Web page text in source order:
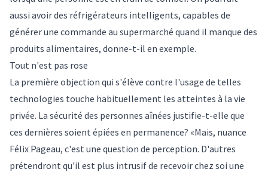
aussi avoir des réfrigérateurs intelligents, capables de
générer une commande au supermarché quand il manque des
produits alimentaires, donne-t-il en exemple.
Tout n'est pas rose
La première objection qui s'élève contre l'usage de telles
technologies touche habituellement les atteintes à la vie
privée. La sécurité des personnes aînées justifie-t-elle que
ces dernières soient épiées en permanence? «Mais, nuance
Félix Pageau, c'est une question de perception. D'autres
prétendront qu'il est plus intrusif de recevoir chez soi une